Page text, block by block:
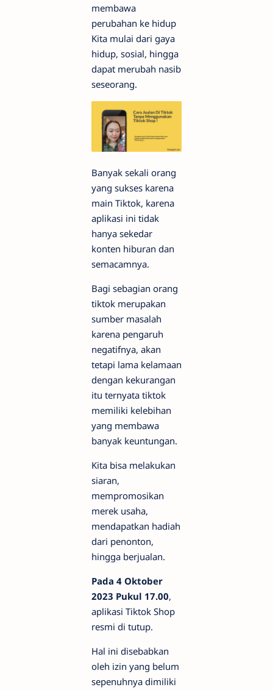
membawa
perubahan ke hidup
Kita mulai dari gaya
hidup, sosial, hingga
dapat merubah nasib
seseorang.
Banyak sekali orang
yang sukses karena
main Tiktok, karena
aplikasi ini tidak
hanya sekedar
konten hiburan dan
semacamnya.
Bagi sebagian orang
tiktok merupakan
sumber masalah
karena pengaruh
negatifnya, akan
tetapi lama kelamaan
dengan kekurangan
itu ternyata tiktok
memiliki kelebihan
yang membawa
banyak keuntungan.
Kita bisa melakukan
siaran,
mempromosikan
merek usaha,
mendapatkan hadiah
dari penonton,
hingga berjualan.
Pada 4 Oktober
2023 Pukul 17.00,
aplikasi Tiktok Shop
resmi di tutup.
Hal ini disebabkan
oleh izin yang belum
sepenuhnya dimiliki